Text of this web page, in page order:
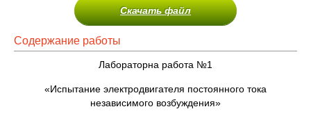
Скачать файл
Содержание работы
Лабораторна работа №1
«Испытание электродвигателя постоянного тока
независимого возбуждения»